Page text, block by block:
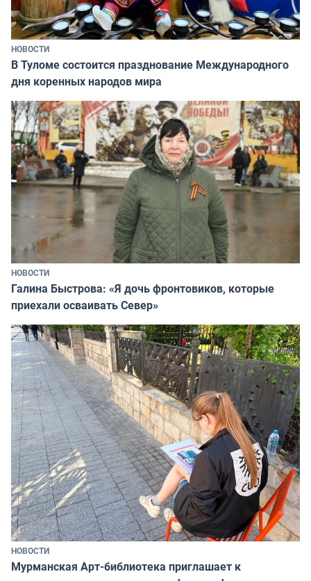
НОВОСТИ
В Туломе состоится празднование Международного
дня коренных народов мира
НОВОСТИ
Галина Быстрова: «Я дочь фронтовиков, которые
приехали осваивать Север»
НОВОСТИ
Мурманская Арт-библиотека приглашает к